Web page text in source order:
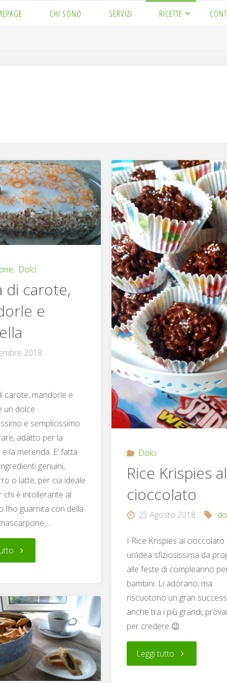
CHI SONO SERVIZI RICETTE
, Dolci
di carote,
e
2018
carote, mandorle e
un dolce
e semplicissimo
adatto per la
la merenda. E’ fatta
genuini,
o latte, per cui ideale
chi è intollerante al
l’ho guarnita con della
…
"Torta
carote,
mandorle
cannella"
Dolci
Rice Krispies al
cioccolato
25 Agosto 2018
I Rice Krispies al
un’idea sfiziosissima da
alle feste di compleanno
bambini. Li adorano, ma
riscuotono un gran
anche tra i più grandi,
per credere 😉
Leggi tutto "Rice